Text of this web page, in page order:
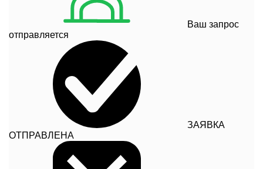
Ваш запрос
отправляется
ЗАЯВКА
ОТПРАВЛЕНА